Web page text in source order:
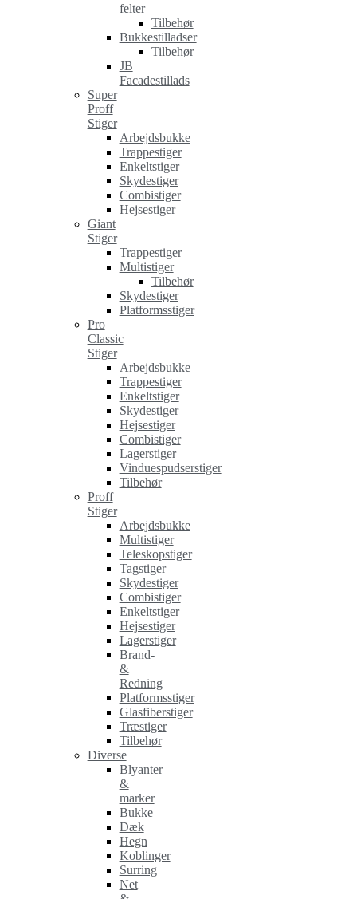
felter
Tilbehør
Bukkestilladser
Tilbehør
JB
Facadestillads
Super
Proff
Stiger
Arbejdsbukke
Trappestiger
Enkeltstiger
Skydestiger
Combistiger
Hejsestiger
Giant
Stiger
Trappestiger
Multistiger
Tilbehør
Skydestiger
Platformsstiger
Pro
Classic
Stiger
Arbejdsbukke
Trappestiger
Enkeltstiger
Skydestiger
Hejsestiger
Combistiger
Lagerstiger
Vinduespudserstiger
Tilbehør
Proff
Stiger
Arbejdsbukke
Multistiger
Teleskopstiger
Tagstiger
Skydestiger
Combistiger
Enkeltstiger
Hejsestiger
Lagerstiger
Brand-
&
Redning
Platformsstiger
Glasfiberstiger
Træstiger
Tilbehør
Diverse
Blyanter
&
marker
Bukke
Dæk
Hegn
Koblinger
Surring
Net